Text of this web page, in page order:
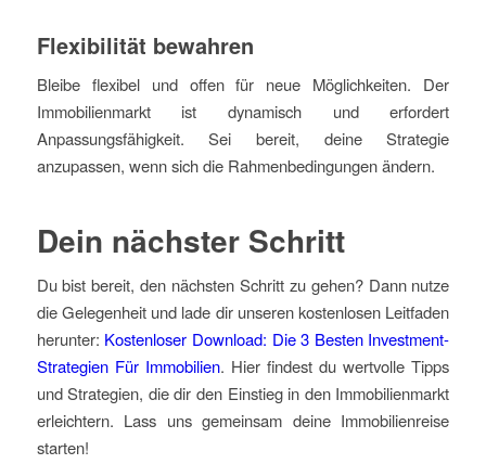
Flexibilität bewahren
Bleibe flexibel und offen für neue Möglichkeiten. Der
Immobilienmarkt ist dynamisch und erfordert
Anpassungsfähigkeit. Sei bereit, deine Strategie
anzupassen, wenn sich die Rahmenbedingungen ändern.
Dein nächster Schritt
Du bist bereit, den nächsten Schritt zu gehen? Dann nutze
die Gelegenheit und lade dir unseren kostenlosen Leitfaden
herunter: Kostenloser Download: Die 3 Besten Investment-
Strategien Für Immobilien. Hier findest du wertvolle Tipps
und Strategien, die dir den Einstieg in den Immobilienmarkt
erleichtern. Lass uns gemeinsam deine Immobilienreise
starten!